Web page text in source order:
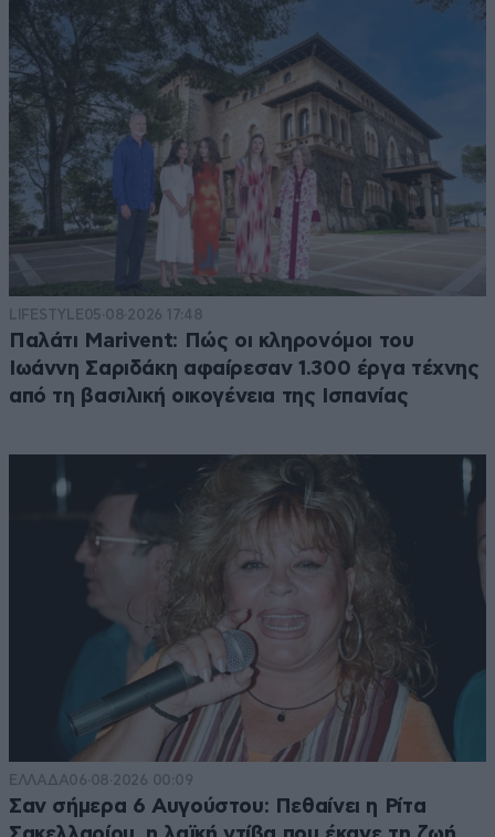
LIFESTYLE05·08·2026 17:48
Παλάτι Marivent: Πώς οι κληρονόμοι του
Ιωάννη Σαριδάκη αφαίρεσαν 1.300 έργα τέχνης
από τη βασιλική οικογένεια της Ισπανίας
ΕΛΛΑΔΑ06·08·2026 00:09
Σαν σήμερα 6 Αυγούστου: Πεθαίνει η Ρίτα